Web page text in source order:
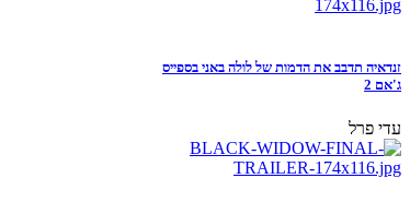
זנדאיה תדבב את הדמות של לולה באני בספייס
ג'אם 2
עדי פרל